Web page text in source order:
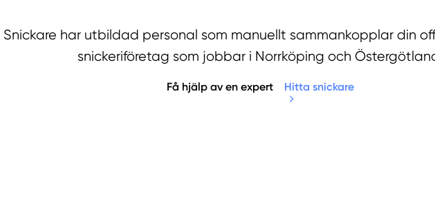
Snickare har utbildad personal som manuellt sammankopplar din
snickeriföretag som jobbar i Norrköping och
Få hjälp av en expert Hitta snickare